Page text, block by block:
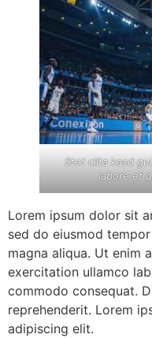
Stet clita kasd
labore et
Lorem ipsum dolor sit
sed do eiusmod
magna aliqua. Ut enim
exercitation ullamco
commodo consequat.
reprehenderit. Lorem
adipiscing elit.